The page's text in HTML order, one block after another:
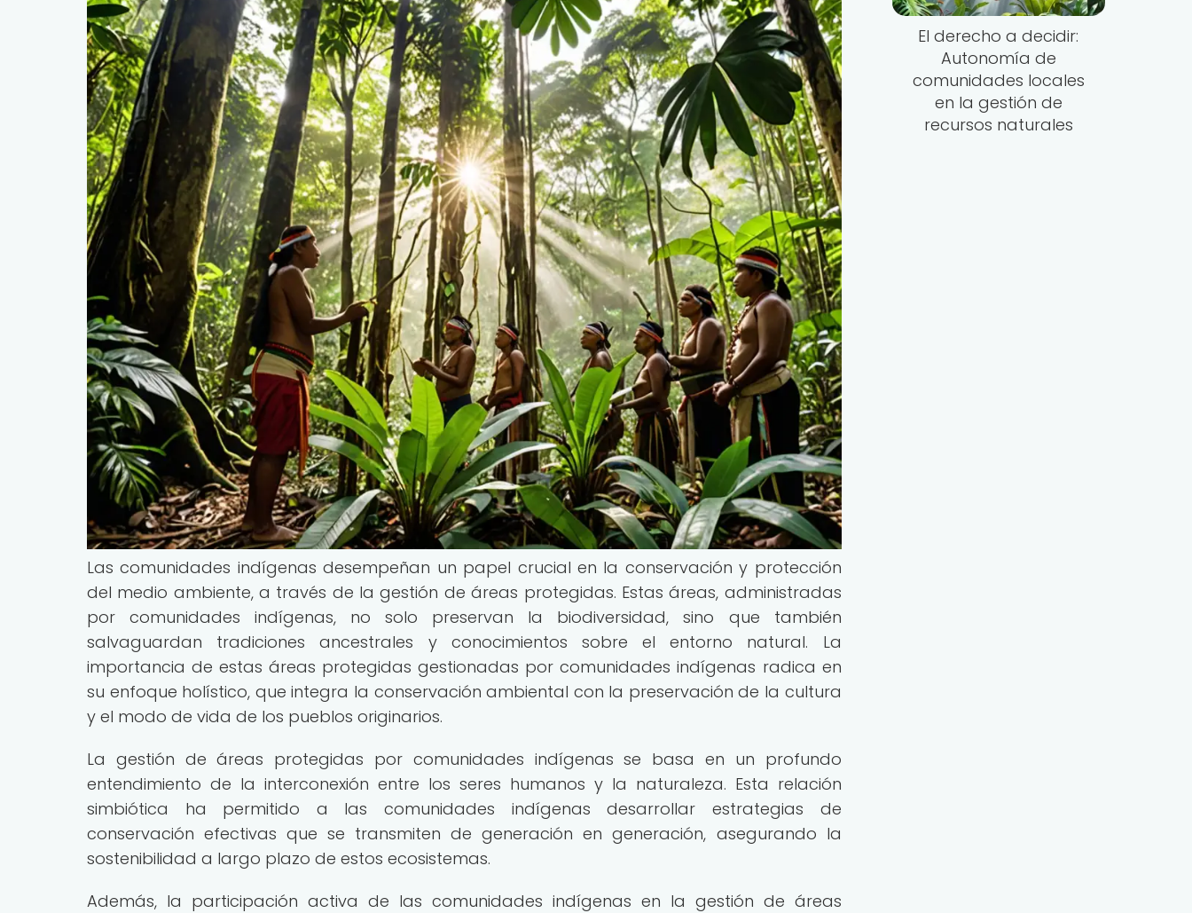
Las comunidades indígenas desempeñan un papel crucial en la conservación y protección
del medio ambiente, a través de la gestión de áreas protegidas. Estas áreas, administradas
por comunidades indígenas, no solo preservan la biodiversidad, sino que también
salvaguardan tradiciones ancestrales y conocimientos sobre el entorno natural. La
importancia de estas áreas protegidas gestionadas por comunidades indígenas radica en
su enfoque holístico, que integra la conservación ambiental con la preservación de la cultura
y el modo de vida de los pueblos originarios.
La gestión de áreas protegidas por comunidades indígenas se basa en un profundo
entendimiento de la interconexión entre los seres humanos y la naturaleza. Esta relación
simbiótica ha permitido a las comunidades indígenas desarrollar estrategias de
conservación efectivas que se transmiten de generación en generación, asegurando la
sostenibilidad a largo plazo de estos ecosistemas.
Además, la participación activa de las comunidades indígenas en la gestión de áreas
El derecho a decidir:
Autonomía de
comunidades locales
en la gestión de
recursos naturales